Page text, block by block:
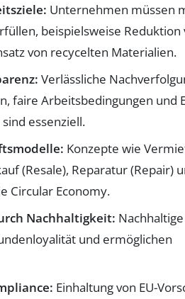
Unternehmen müssen
beispielsweise Reduktion
von recycelten Materialien.
Verlässliche
faire Arbeitsbedingungen und
essenziell.
Konzepte wie
(Resale), Reparatur (Repair)
Circular Economy.
Nachhaltigkeit:
und ermöglichen
Einhaltung von EU-